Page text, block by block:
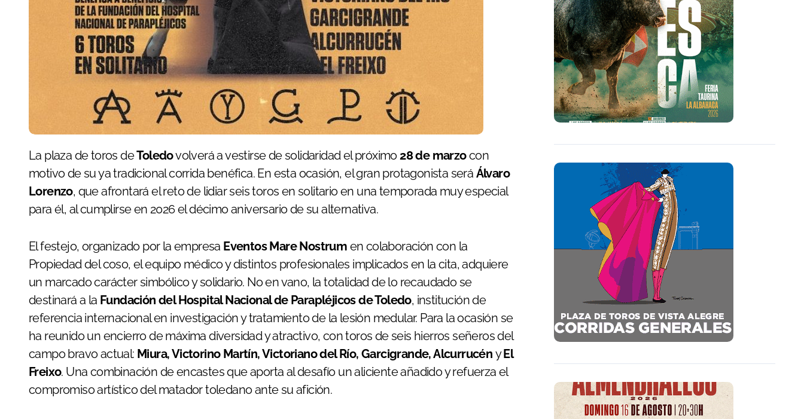
La plaza de toros deToledovolverá a vestirse de solidaridad el próximo28 de marzocon
motivo de su ya tradicional corrida benéfica. En esta ocasión, el gran protagonista será Álvaro
Lorenzo, que afrontará el reto de lidiar seis toros en solitario en una temporada muy especial
para él, al cumplirse en 2026 el décimo aniversario de su alternativa.
El festejo, organizado por la empresa Eventos Mare Nostrum en colaboración con la
Propiedad del coso, el equipo médico y distintos profesionales implicados en la cita, adquiere
un marcado carácter simbólico y solidario. No en vano, la totalidad de lo recaudado se
destinará a la Fundación del Hospital Nacional de Parapléjicos de Toledo, institución de
referencia internacional en investigación y tratamiento de la lesión medular. Para la ocasión se
ha reunido un encierro de máxima diversidad y atractivo, con toros de seis hierros señeros del
campo bravo actual: Miura, Victorino Martín, Victoriano del Río, Garcigrande, Alcurrucén yEl
Freixo. Una combinación de encastes que aporta al desafío un aliciente añadido y refuerza el
compromiso artístico del matador toledano ante su afición.